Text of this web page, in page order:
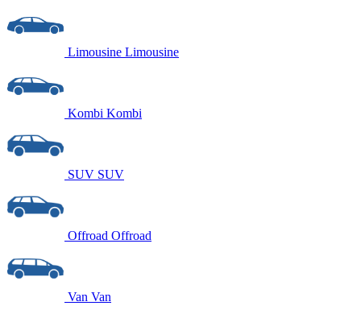
Limousine Limousine
Kombi Kombi
SUV SUV
Offroad Offroad
Van Van